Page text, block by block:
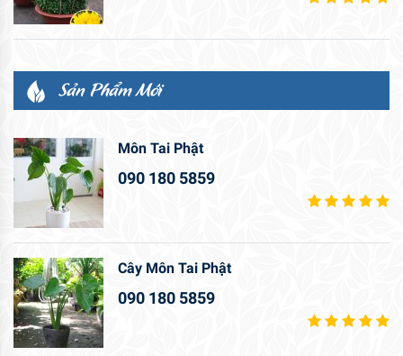
Sản Phẩm Mới
Môn Tai Phật
090 180 5859
Cây Môn Tai Phật
090 180 5859